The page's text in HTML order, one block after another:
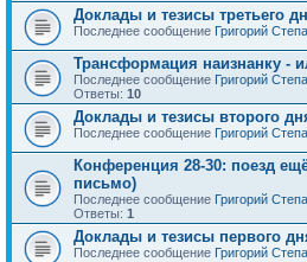
Доклады и тезисы третьего
Последнее сообщение Григорий
Трансформация наизнанку -
Последнее сообщение Григорий
Ответы: 10
Доклады и тезисы второго
Последнее сообщение Григорий
Конференция 28-30: поезд
письмо)
Последнее сообщение Григорий
Ответы: 1
Доклады и тезисы первого
Последнее сообщение Григорий